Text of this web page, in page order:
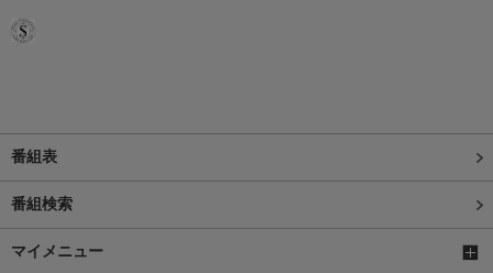
番組表
番組検索
マイメニュー